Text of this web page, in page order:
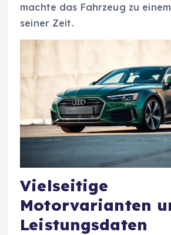
machte das Fahrzeug zu
seiner Zeit.
Vielseitige
Motorvarianten
Leistungsdaten